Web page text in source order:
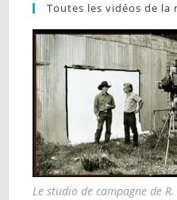
Toutes les vidéos de la
Le studio de campagne de